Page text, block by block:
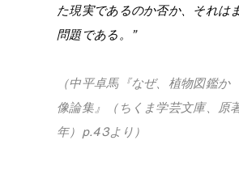
た現実であるのか否か、それは
問題である。”
（中平卓馬『なぜ、植物図鑑
像論集』（ちくま学芸文庫、原
年）p.43より）